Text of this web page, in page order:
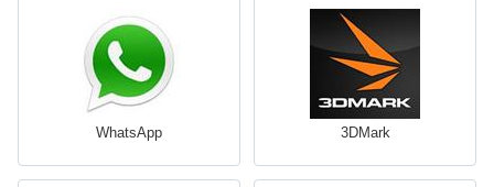
WhatsApp 3DMark